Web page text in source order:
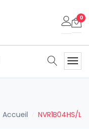
0
0.000DT
Accueil NVR1B04HS/L